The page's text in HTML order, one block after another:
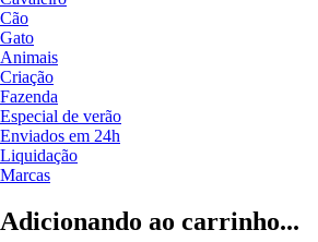
Cão
Gato
Animais
Criação
Fazenda
Especial de verão
Enviados em 24h
Liquidação
Marcas
Adicionando ao carrinho...